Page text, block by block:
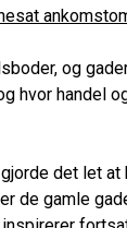
og
hvor handel
det let
de gamle